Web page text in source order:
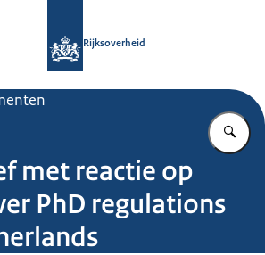
Rijksoverheid
met reactie op
PhD regulations